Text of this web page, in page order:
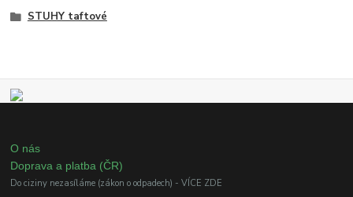
STUHY taftové
O nás
Doprava a platba (ČR)
Do ciziny nezasíláme (zákon o odpadech) - VÍCE ZDE